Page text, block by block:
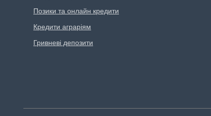
Позики та онлайн кредити
Кредити аграріям
Гривневі депозити